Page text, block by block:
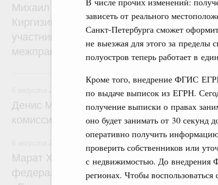
зависеть от реального
Санкт-Петербурга сможет
не выезжая для этого за
полуостров теперь работает в
Кроме того, внедрение ФГИС
по выдаче выписок из ЕГРН.
получение выписки о правах
оно будет занимать от 30 секунд
оперативно получить
проверить собственников или
с недвижимостью. До внедрения
регионах. Чтобы
Михаил Мишустин принял участие во
Киргизии Садыра Жапарова с главами
участников заседания Евразийского
межправительственного совета
Общие вопросы промышленной политики
Денис Мантуров провёл заседание
комиссии по промышленности
Марат Хуснуллин: Более 130
федерального значения построено под